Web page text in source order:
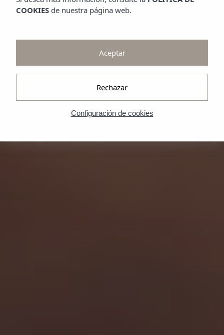
COOKIES de nuestra página web.
Configuración de cookies
Rechazar
Aceptar